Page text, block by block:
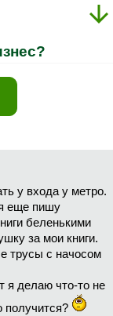
у входа у метро.
еще пишу
беленькими
за мои книги.
трусы с начосом
я делаю что-то не
получится?